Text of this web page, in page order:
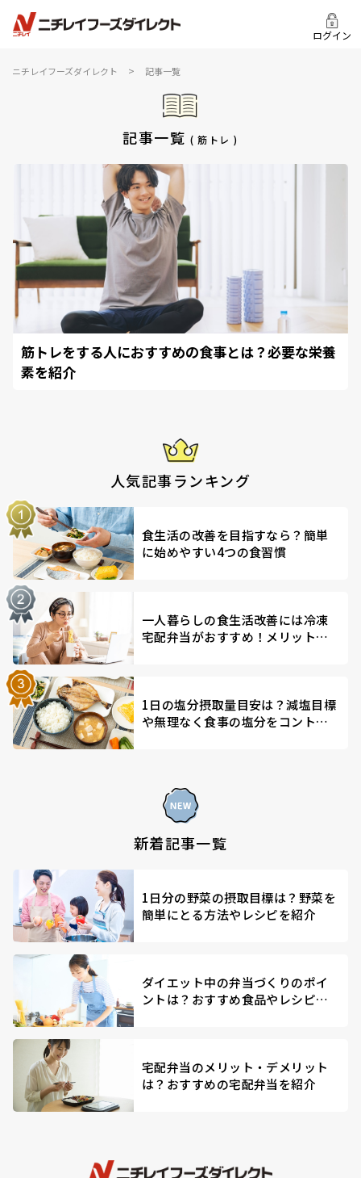
ログイン
ニチレイフーズダイレクト > 記事一覧
記事一覧 ( 筋トレ )
筋トレをする人におすすめの食事とは？必要な栄養
素を紹介
人気記事ランキング
食生活の改善を目指すなら？簡単
に始めやすい4つの食習慣
一人暮らしの食生活改善には冷凍
宅配弁当がおすすめ！メリットを
1日の塩分摂取量目安は？減塩目標
や無理なく食事の塩分をコントロ
新着記事一覧
1日分の野菜の摂取目標は？野菜を
簡単にとる方法やレシピを紹介
ダイエット中の弁当づくりのポイ
ントは？おすすめ食品やレシピを
宅配弁当のメリット・デメリット
は？おすすめの宅配弁当を紹介